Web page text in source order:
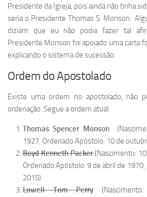
Presidente da Igreja, pois ainda não tinha
seria o Presidente Thomas S. Monson.
diziam que eu não podia fazer tal
Presidente Monson foi apoiado uma carta
explicando o sistema de sucessão.
Ordem do Apostolado
Existe uma ordem no apostolado, não
ordenação. Segue a ordem atual:
Thomas Spencer Monson
1927, Ordenado Apóstolo: 10 de
Boyd Kenneth Packer(Nascimento:
Ordenado Apóstolo: 9 de abril de 1970,
2015)
Lowell Tom Perry